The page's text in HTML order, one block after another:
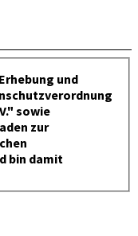
und
sowie
zur
bin damit